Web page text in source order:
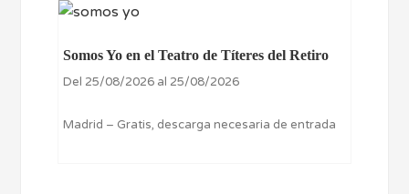
Somos Yo en el Teatro de Títeres del Retiro
Del 25/08/2026 al 25/08/2026
Madrid – Gratis, descarga necesaria de entrada